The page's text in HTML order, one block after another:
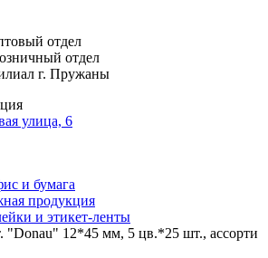
отдел
отдел
г. Пружаны
улица, 6
и бумага
продукция
и этикет-ленты
"Donau" 12*45 мм, 5 цв.*25 шт., ассорти